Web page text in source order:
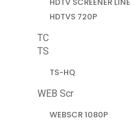
HDTVS 720P
TC
TS
TS-HQ
WEB Scr
WEBSCR 1080P